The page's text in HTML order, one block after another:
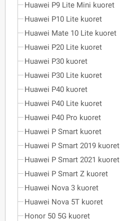
Huawei P9 Lite Mini kuoret
Huawei P10 Lite kuoret
Huawei Mate 10 Lite kuoret
Huawei P20 Lite kuoret
Huawei P30 kuoret
Huawei P30 Lite kuoret
Huawei P40 kuoret
Huawei P40 Lite kuoret
Huawei P40 Pro kuoret
Huawei P Smart kuoret
Huawei P Smart 2019 kuoret
Huawei P Smart 2021 kuoret
Huawei P Smart Z kuoret
Huawei Nova 3 kuoret
Huawei Nova 5T kuoret
Honor 50 5G kuoret